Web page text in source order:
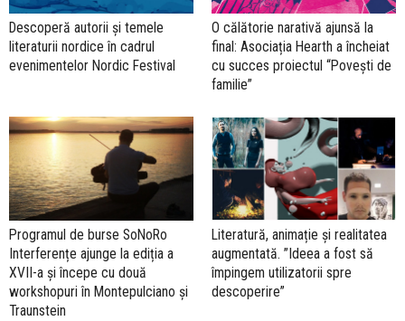
Descoperă autorii și temele
literaturii nordice în cadrul
evenimentelor Nordic Festival
O călătorie narativă ajunsă la
final: Asociația Hearth a încheiat
cu succes proiectul “Povești de
familie”
Programul de burse SoNoRo
Interferențe ajunge la ediția a
XVII-a și începe cu două
workshopuri în Montepulciano și
Traunstein
Literatură, animație și realitatea
augmentată. ”Ideea a fost să
împingem utilizatorii spre
descoperire”